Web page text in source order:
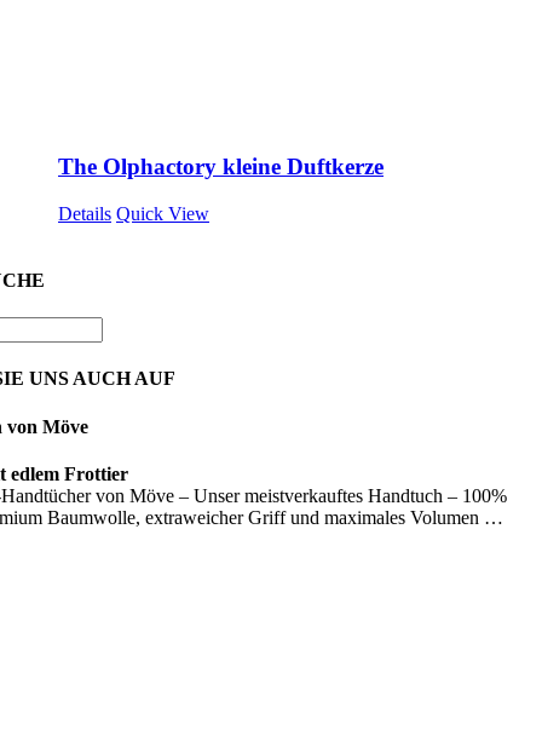
The Olphactory kleine Duftkerze
Details Quick View
UNS AUCH AUF
von Möve
edlem Frottier
von Möve – Unser meistverkauftes Handtuch – 100%
Baumwolle, extraweicher Griff und maximales Volumen …